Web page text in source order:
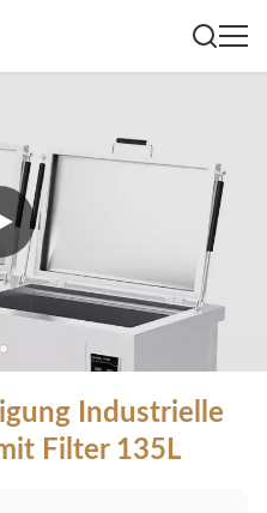
Industrielle
Filter 135L